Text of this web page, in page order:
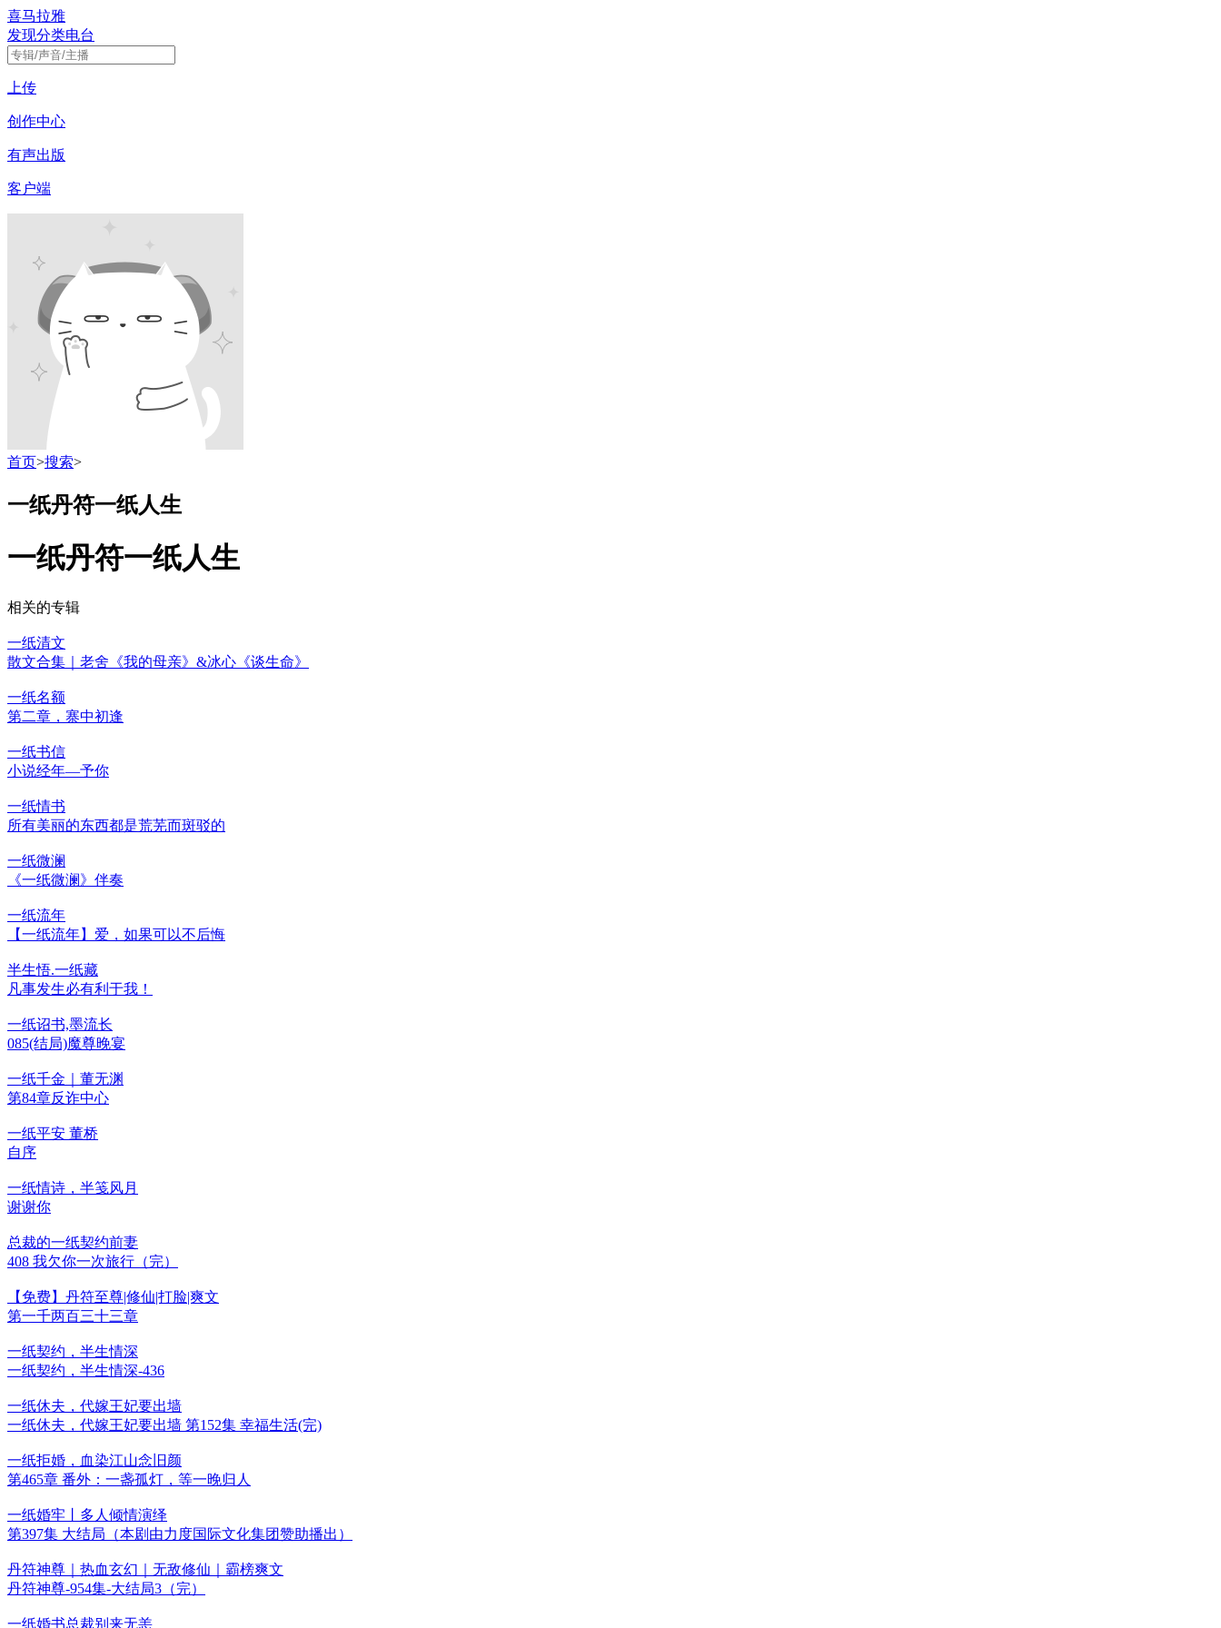
喜马拉雅
发现分类电台
上传
创作中心
有声出版
客户端
首页>搜索>
一纸丹符一纸人生
一纸丹符一纸人生
相关的专辑
一纸清文
散文合集｜老舍《我的母亲》&冰心《谈生命》
一纸名额
第二章，寨中初逢
一纸书信
小说经年—予你
一纸情书
所有美丽的东西都是荒芜而斑驳的
一纸微澜
《一纸微澜》伴奏
一纸流年
【一纸流年】爱，如果可以不后悔
半生悟.一纸藏
凡事发生必有利于我！
一纸诏书,墨流长
085(结局)魔尊晚宴
一纸千金｜董无渊
第84章反诈中心
一纸平安 董桥
自序
一纸情诗，半笺风月
谢谢你
总裁的一纸契约前妻
408 我欠你一次旅行（完）
【免费】丹符至尊|修仙|打脸|爽文
第一千两百三十三章
一纸契约，半生情深
一纸契约，半生情深-436
一纸休夫，代嫁王妃要出墙
一纸休夫，代嫁王妃要出墙 第152集 幸福生活(完)
一纸拒婚，血染江山念旧颜
第465章 番外：一盏孤灯，等一晚归人
一纸婚牢丨多人倾情演绎
第397集 大结局（本剧由力度国际文化集团赞助播出）
丹符神尊｜热血玄幻｜无敌修仙｜霸榜爽文
丹符神尊-954集-大结局3（完）
一纸婚书总裁别来无恙